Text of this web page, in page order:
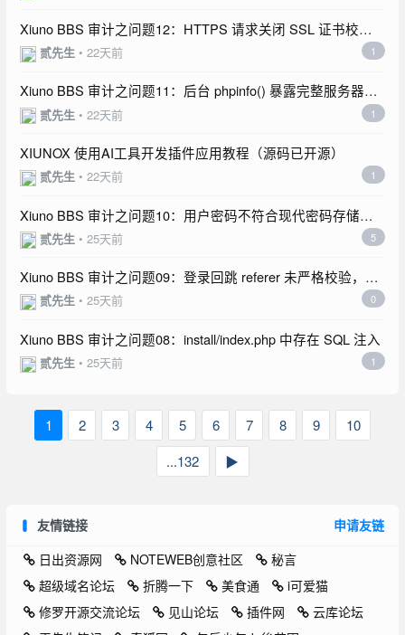
Xiuno BBS 审计之问题12：HTTPS 请求关闭 SSL 证书校
验，存在中间人攻击风险
贰先生 • 22天前 1
Xiuno BBS 审计之问题11：后台 phpinfo() 暴露完整服务器环
境信息
贰先生 • 22天前 1
XIUNOX 使用AI工具开发插件应用教程（源码已开源）
贰先生 • 22天前 1
Xiuno BBS 审计之问题10：用户密码不符合现代密码存储规
范 贰先生 • 25天前 5
Xiuno BBS 审计之问题09：登录回跳 referer 未严格校验，存
在开放重定向风险
贰先生 • 25天前 0
Xiuno BBS 审计之问题08：install/index.php 中存在 SQL 注入
贰先生 • 25天前 1
1 2 3 4 5 6 7 8 9
10
...132
▶
友情链接
申请友链
日出资源网
NOTEWEB创意社区
秘言
超级域名论坛
折腾一下 美食通
i可爱猫
修罗开源交流论坛
见山论坛 插件网
云库论坛